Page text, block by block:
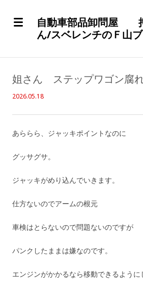
自動車部品卸問屋
ん/スベレンチのＦ山
姐さん ステップワゴン腐
2026.05.18
あららら、ジャッキポイントなのに
グッサグサ。
ジャッキがめり込んでいきます。
仕方ないのでアームの根元
車検はとらないので問題ないのですが
パンクしたままは嫌なのです。
エンジンがかかるなら移動できるように